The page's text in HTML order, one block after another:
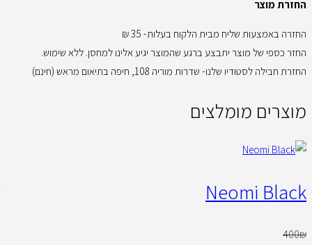
החזרת מוצר
החזרה באמצעות שליח מבית הלקוח בעלות- 35 ₪
החזר כספי של מוצר יתבצע ברגע שהמוצר יגיע אלינו למחסן. ללא שימוש.
החזרת חבילה לסטודיו שלנו- שדרות מוריה 108, חיפה בתיאום מראש (חינם)
מוצרים מומלצים
Neomi Black
400₪